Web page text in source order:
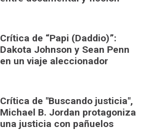
Crítica de “Papi (Daddio)”:
Dakota Johnson y Sean Penn
en un viaje aleccionador
Crítica de "Buscando justicia",
Michael B. Jordan protagoniza
una justicia con pañuelos